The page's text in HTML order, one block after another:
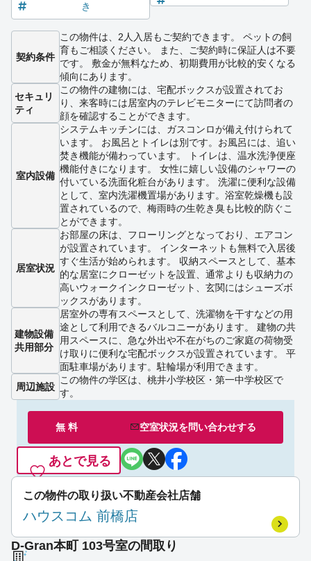
き
契約条件
この物件は、2人入居もご契約できます。 ペットの飼
育もご相談ください。 また、ご契約時に保証人は不要
です。 敷金が無料なため、初期費用が比較的安くなる
傾向にあります。
セキュリ
ティ
この物件の建物には、宅配ボックスが設置されてお
り、来客時には居室内のテレビモニターにて訪問者の
顔を確認することができます。
室内設備
システムキッチンには、ガスコンロが備え付けられて
います。 お風呂とトイレは別です。お風呂には、追い
焚き機能が備わっています。 トイレは、温水洗浄便座
機能付きになります。 女性に嬉しい設備のシャワーの
付いている洗面化粧台があります。 洗濯に便利な設備
として、室内洗濯機置場があります。浴室乾燥機も設
置されているので、梅雨時の生乾き臭も比較的防ぐこ
とができます。
居室状況
お部屋の床は、フローリングとなっており、エアコン
が設置されています。 インターネットも無料で入居後
すぐ生活が始められます。 収納スペースとして、基本
的な居室にクローゼットを設置、通常よりも収納力の
高いウォークインクローゼット、玄関にはシューズボ
ックスがあります。
建物設備
共用部分
居室外の専有スペースとして、洗濯物を干すなどの用
途として利用できるバルコニーがあります。 建物の共
用スペースに、急な外出や不在がちのご家庭の荷物受
け取りに便利な宅配ボックスが設置されています。 平
面駐車場があります。駐輪場が利用できます。
周辺施設
この物件の学区は、桃井小学校区・第一中学校区で
す。
無 料 空室状況を問い合わせする
あとで見る
この物件の取り扱い不動産会社店舗
ハウスコム 前橋店
D-Gran本町 103号室の間取り